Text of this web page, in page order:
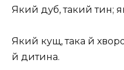
Який дуб, такий тин;
Який кущ, така й
й дитина.